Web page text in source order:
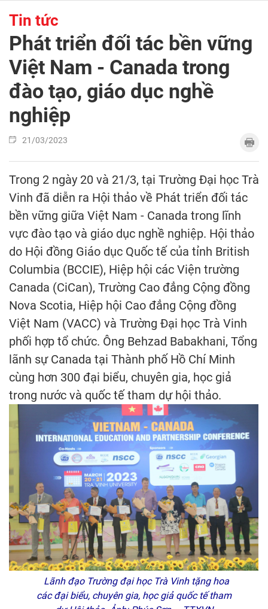
Tin tức
Phát triển đối tác bền vững
Việt Nam - Canada trong
đào tạo, giáo dục nghề
nghiệp
21/03/2023
Trong 2 ngày 20 và 21/3, tại Trường Đại học Trà
Vinh đã diễn ra Hội thảo về Phát triển đối tác
bền vững giữa Việt Nam - Canada trong lĩnh
vực đào tạo và giáo dục nghề nghiệp. Hội thảo
do Hội đồng Giáo dục Quốc tế của tỉnh British
Columbia (BCCIE), Hiệp hội các Viện trường
Canada (CiCan), Trường Cao đẳng Cộng đồng
Nova Scotia, Hiệp hội Cao đẳng Cộng đồng
Việt Nam (VACC) và Trường Đại học Trà Vinh
phối hợp tổ chức. Ông Behzad Babakhani, Tổng
lãnh sự Canada tại Thành phố Hồ Chí Minh
cùng hơn 300 đại biểu, chuyên gia, học giả
trong nước và quốc tế tham dự hội thảo.
Lãnh đạo Trường đại học Trà Vinh tặng hoa
các đại biểu, chuyên gia, học giả quốc tế tham